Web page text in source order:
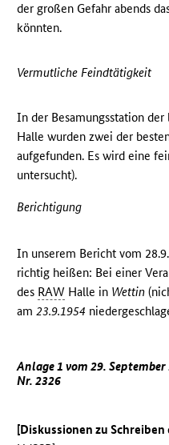
der großen Gefahr abends
könnten.
Vermutliche Feindtätigkeit
In der Besamungsstation
Halle wurden zwei der
aufgefunden. Es wird eine
untersucht).
Berichtigung
In unserem Bericht vom
richtig heißen: Bei einer
des RAW Halle in Wettin
am23.9.1954
Anlage 1 vom 29.
Nr. 2326
[Diskussionen zu